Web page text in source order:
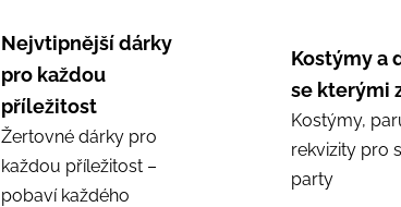
Nejvtipnější dárky
pro každou
příležitost
Žertovné dárky pro
každou příležitost –
pobaví každého
Kostýmy a
se kterými
Kostýmy,
rekvizity pro
party